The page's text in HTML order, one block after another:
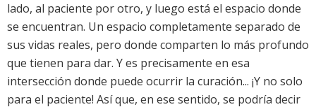
lado, al paciente por otro, y luego está el espacio donde
se encuentran. Un espacio completamente separado de
sus vidas reales, pero donde comparten lo más profundo
que tienen para dar. Y es precisamente en esa
intersección donde puede ocurrir la curación... ¡Y no solo
para el paciente! Así que, en ese sentido, se podría decir